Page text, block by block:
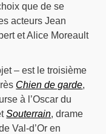
que de se
acteurs Jean
et Alice Moreault
– est le troisième
Chien de garde,
à l’Oscar du
Souterrain, drame
Val-d’Or en